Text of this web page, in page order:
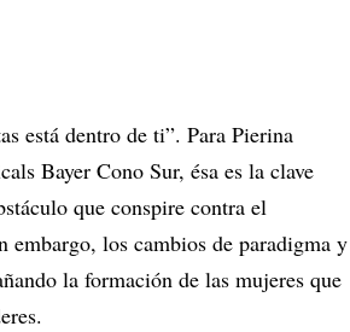
está dentro de ti”. Para Pierina
Bayer Cono Sur, ésa es la clave
que conspire contra el
los cambios de paradigma y
la formación de las mujeres que